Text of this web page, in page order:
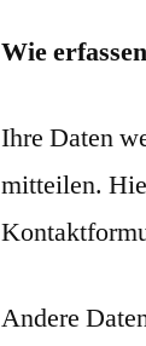
Wie
Ihre Daten
mitteilen.
Andere